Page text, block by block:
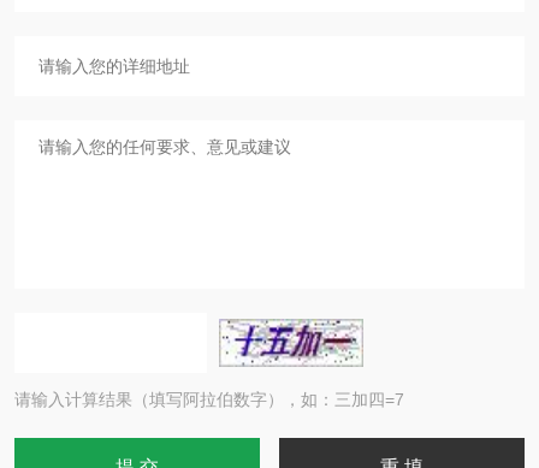
请输入计算结果（填写阿拉伯数字），如：三加四=7